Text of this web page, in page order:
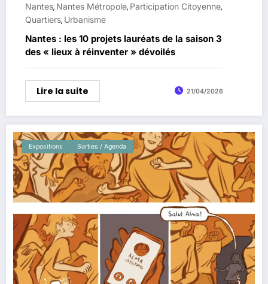
Nantes, Nantes Métropole, Participation Citoyenne,
Quartiers, Urbanisme
Nantes : les 10 projets lauréats de la saison 3
des « lieux à réinventer » dévoilés
Lire la suite 21/04/2026
Expositions Sorties / Agenda